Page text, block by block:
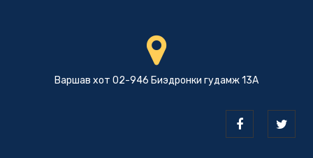
Варшав хот 02-946 Биэдронки гудамж 13А